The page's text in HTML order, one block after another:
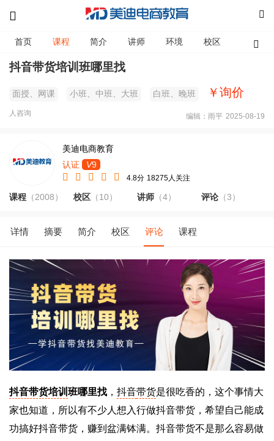
首页 课程 简介 讲师 环境 校区 资讯
抖音带货培训班哪里找
面授、网课 小班、中班、大班 白班、晚班 ￥询价
人咨询 2025-08-19
编辑：雨平
美迪电商教育
认证
V9
4.8分 18275人关注
课程 （2008） 校区（10） 讲师 （4） 评论（3）
详情 摘要 简介 校区 评论 课程
抖音带货培训 班哪里找 ， 抖音带货是很吃香的，这个事情大
家也知道，所以有不少人想入行做抖音带货，希望自己能成
功搞好抖音带货，赚到盆满钵满。抖音带货不是那么容易做